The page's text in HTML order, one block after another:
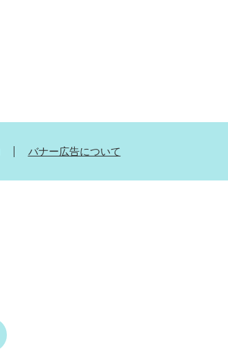
バナー広告について